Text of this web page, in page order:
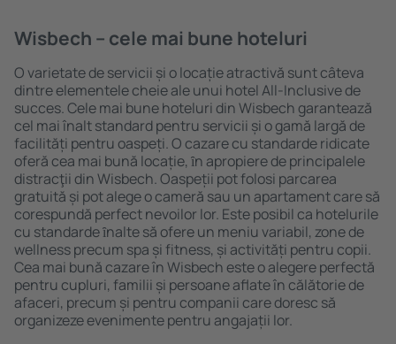
Wisbech – cele mai bune hoteluri
O varietate de servicii și o locație atractivă sunt câteva
dintre elementele cheie ale unui hotel All-Inclusive de
succes. Cele mai bune hoteluri din Wisbech garantează
cel mai înalt standard pentru servicii și o gamă largă de
facilități pentru oaspeți. O cazare cu standarde ridicate
oferă cea mai bună locație, ȋn apropiere de principalele
distracţii din Wisbech. Oaspeții pot folosi parcarea
gratuită și pot alege o cameră sau un apartament care să
corespundă perfect nevoilor lor. Este posibil ca hotelurile
cu standarde ȋnalte să ofere un meniu variabil, zone de
wellness precum spa și fitness, și activități pentru copii.
Cea mai bună cazare în Wisbech este o alegere perfectă
pentru cupluri, familii și persoane aflate în călătorie de
afaceri, precum și pentru companii care doresc să
organizeze evenimente pentru angajații lor.